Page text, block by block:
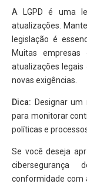
A LGPD é uma
atualizações.
legislação é
Muitas
atualizações legais
novas exigências.
Dica: Designar
para monitorar
políticas e
Se você deseja
cibersegurança
conformidade com